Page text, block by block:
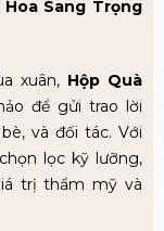
Sang Trọng
xuân, Hộp Quà
để gửi trao lời
và đối tác. Với
lọc kỹ lưỡng,
trị thẩm mỹ và